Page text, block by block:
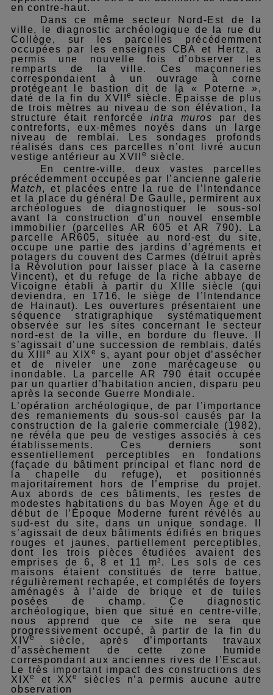
en contre-haut.
Dans ce même secteur Nord-Est de la
ville, le diagnostic archéologique de la rue du
Collège, sur les parcelles précédemment
occupées par les enseignes CBA et Hertz, a
permis une nouvelle fois d’observer les
remparts de la ville. Ces maçonneries
correspondaient à un ouvrage à corne
protégeant le bastion dit de la
«
Poterne »,
daté de la fin du XVIIe
siècle. Épaisse de plus
de trois mètres au niveau de son élévation, la
structure était renforcée intra muros
par des
contreforts, eux-mêmes noyés dans un large
niveau de remblai. Les sondages profonds
réalisés dans ces parcelles n’ont livré aucun
vestige antérieur au XVII
e siècle.
En centre-ville, deux vastes parcelles
précédemment occupées par l’ancienne galerie
Match, et placées entre la rue de l’Intendance
et la place du général De Gaulle, permirent aux
archéologues de diagnostiquer le sous-sol
avant la construction d’un nouvel ensemble
immobilier (parcelles AR 605 et AR 790). La
parcelle AR605, située au nord-est du site,
occupe une partie des jardins d’agréments et
potagers du couvent des Carmes (détruit après
la Révolution pour laisser place à la caserne
Vincent), et du refuge de la riche abbaye de
Vicoigne établi à partir du XIIIe siècle (qui
deviendra, en 1716, le siège de l’Intendance
de Hainaut). Les ouvertures présentaient une
séquence stratigraphique systématiquement
observée sur les sites concernant le secteur
nord-est de la ville, en bordure du fleuve. Il
s’agissait d’une succession de remblais, datés
du XIII
e au XIX e
s, ayant pour objet d’assécher
et de niveler une zone marécageuse ou
inondable. La parcelle AR 790 était occupée
par un quartier d’habitation ancien, disparu peu
après la seconde Guerre Mondiale.
L’opération archéologique, de par l’importance
des remaniements du sous-sol causés par la
construction de la galerie commerciale (1982),
ne révéla que peu de vestiges associés à ces
établissements. Ces derniers sont
essentiellement perceptibles en fondations
(façade du bâtiment principal et flanc nord de
la chapelle du refuge), et positionnés
majoritairement hors de l’emprise du projet.
Aux abords de ces bâtiments, les restes de
modestes habitations du bas Moyen Âge et du
début de l’Époque Moderne furent révélés au
sud-est du site, dans un unique sondage. Il
s’agissait de deux bâtiments édifiés en briques
rouges et jaunes, partiellement perceptibles,
dont les trois pièces étudiées avaient des
emprises de 6, 8 et 11 m². Les sols de ces
maisons étaient constitués de terre battue,
régulièrement rechapée, et complétés de foyers
aménagés à l’aide de brique et de tuiles
posées de champ. Ce diagnostic
archéologique, bien que situé en centre-ville,
nous apprend que ce site ne sera que
progressivement occupé, à partir de la fin du
XIVe
siècle, après d’importants travaux
d’assèchement de cette zone humide
correspondant aux anciennes rives de l’Escaut.
Le très important impact des constructions des
XIXe et XXe
siècles n’a permis aucune autre
observation